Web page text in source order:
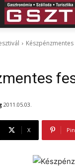
2011.05.03.
X